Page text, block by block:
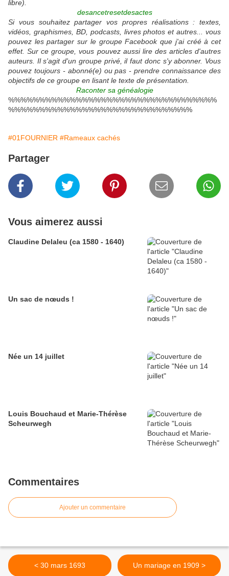
libre).
desancetresetdesactes
Si vous souhaitez partager vos propres réalisations : textes,
vidéos, graphismes, BD, podcasts, livres photos et autres... vous
pouvez les partager sur le groupe Facebook que j'ai créé à cet
effet. Sur ce groupe, vous pouvez aussi lire des articles d'autres
auteurs. Il s'agit d'un groupe privé, il faut donc s'y abonner. Vous
pouvez toujours - abonné(e) ou pas - prendre connaissance des
objectifs de ce groupe en lisant le texte de présentation.
Raconter sa généalogie
%%%%%%%%%%%%%%%%%%%%%%%%%%%%%%%%%%
%%%%%%%%%%%%%%%%%%%%%%%%%%%%%%
#01FOURNIER #Rameaux cachés
Partager
Vous aimerez aussi
Claudine Delaleu (ca 1580 - 1640)
Un sac de nœuds !
Née un 14 juillet
Louis Bouchaud et Marie-Thérèse
Scheurwegh
Commentaires
Ajouter un commentaire
< 30 mars 1693 Un mariage en 1909 >